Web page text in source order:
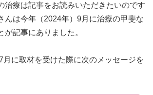
治療は記事をお読みいただきたいのです
んは今年（2024年）9月に治療の甲斐な
が記事にありました。
月に取材を受けた際に次のメッセージを